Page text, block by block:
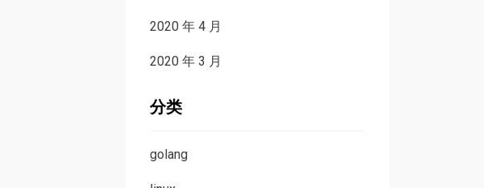
2020 年 4 月
2020 年 3 月
分类
golang